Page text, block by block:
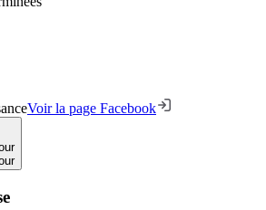
Voir la page Facebook